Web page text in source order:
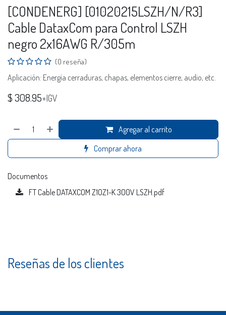
[CONDENERG] [01020215LSZH/N/R3]
Cable DataxCom para Control LSZH
negro 2x16AWG R/305m
(0 reseña)
Aplicación: Energía cerraduras, chapas, elementos cierre, audio, etc.
$308.95+IGV
Agregar al carrito
Comprar ahora
Documentos
FT Cable DATAXCOM Z1OZ1-K 300V LSZH.pdf
Reseñas de los clientes